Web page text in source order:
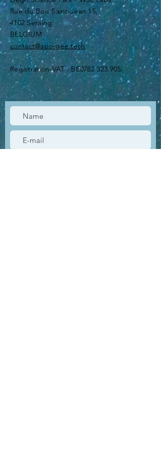
Rue du Bois Saint-Jean 15,
4102 Seraing
BELGIUM
contact@apo-gee.tech
Registration-VAT : BE0782.323.905.